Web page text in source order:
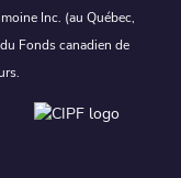
Inc. (au Québec,
Fonds canadien de